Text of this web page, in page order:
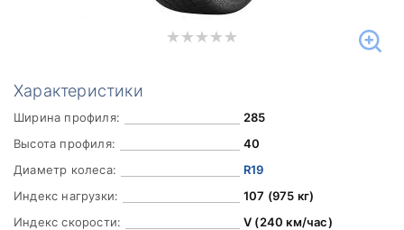
Характеристики
Ширина профиля:
285
Высота профиля:
40
Диаметр колеса:
R19
Индекс нагрузки:
107 (975 кг)
Индекс скорости:
V (240 км/час)